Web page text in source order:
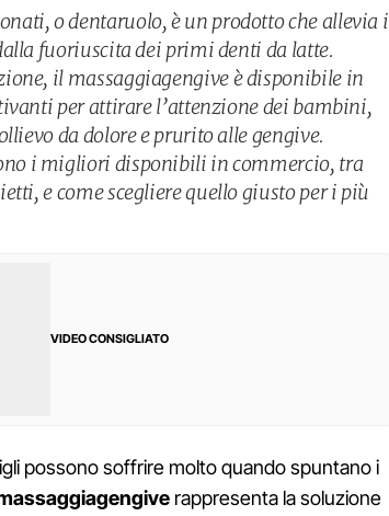
o dentaruolo, è un prodotto che allevia i
fuoriuscita dei primi denti da latte.
il massaggiagengive è disponibile in
per attirare l’attenzione dei bambini,
da dolore e prurito alle gengive.
i migliori disponibili in commercio, tra
e come scegliere quello giusto per i più
VIDEO CONSIGLIATO
possono soffrire molto quando spuntano i
rappresenta la soluzione